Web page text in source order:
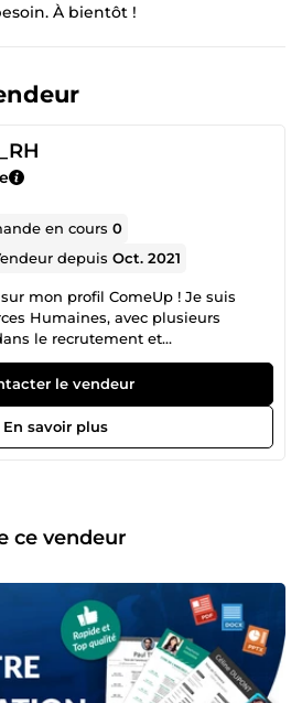
À bientôt !
en cours0
depuisOct. 2021
mon profil ComeUp ! Je suis
Humaines, avec plusieurs
le recrutement et
Mon expertise est
CV sur mesure, la rédaction de
et la correction de
afin d'aider mes clients à
et à avancer dans leur carrière. •
et comment structurer un
pour capter leur attention. Ma
outils de séduction
comment je peux vous aider :
: Conçus pour mettre en valeur
expérience et votre personnalité.
motivation convaincantes :
parcours de manière captivante
le vendeur
En savoir plus
ce vendeur